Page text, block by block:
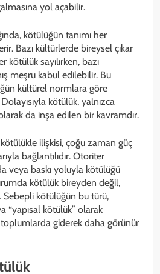
yol açabilir.
kötülüğün tanımı her
Bazı kültürlerde bireysel çıkar
kötülük sayılırken, bazı
meşru kabul edilebilir. Bu
kültürel normlara göre
kötülük, yalnızca
da inşa edilen bir kavramdır.
ilişkisi, çoğu zaman güç
bağlantılıdır. Otoriter
veya baskı yoluyla kötülüğü
kötülük bireyden değil,
Sebepli kötülüğün bu türü,
“yapısal kötülük” olarak
toplumlarda giderek daha görünür